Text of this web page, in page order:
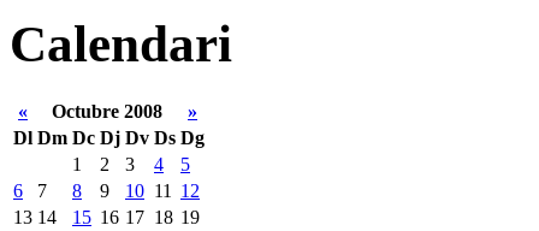
Calendari
« Octubre 2008
»
Dl Dm Dc Dj Dv Ds Dg
1
2 3 4
5
6
7 8 9 10 11
12
13 14 15 16 17 18 19